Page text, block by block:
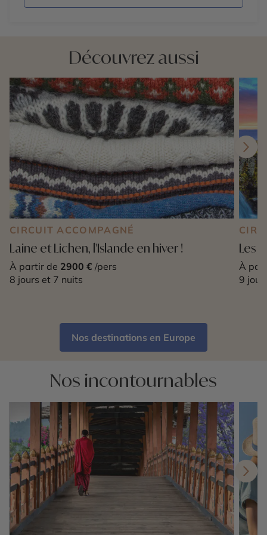
Découvrez aussi
CIRCUIT ACCOMPAGNÉ
Laine et Lichen, l'Islande en hiver !
À partir de 2900 € /pers
8 jours et 7 nuits
Les
À
9
Nos destinations en Europe
Nos incontournables